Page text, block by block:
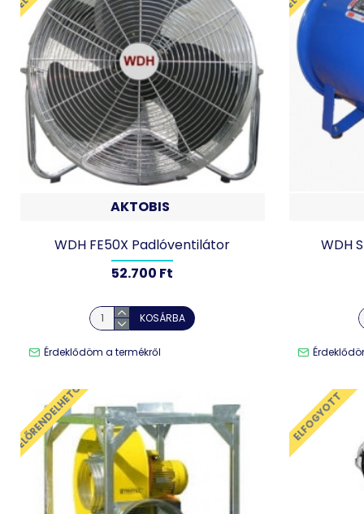
AKTOBIS
WDH FE50X Padlóventilátor
52.700 Ft
KOSÁRBA
Érdeklődöm a termékről
WDH
ELŐRENDELHETŐ ELFOGYOTT